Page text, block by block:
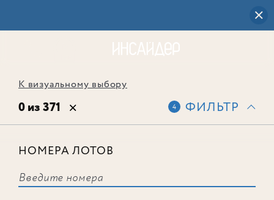
К визуальному выбору
0 из 371 4 ФИЛЬТР
НОМЕРА ЛОТОВ
соответствует ни одного лота